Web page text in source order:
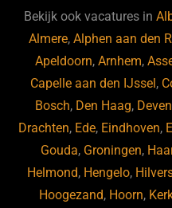
b
o
o
k
d
s
a
m
ky
Bekijk ook vacatures in
Almere,Alphen aan den
Apeldoorn,Arnhem,
Capelle aan den IJssel,
Bosch, Den Haag,
Drachten, Ede, Eindhoven,
Gouda, Groningen,
Helmond, Hengelo,
Hoogezand, Hoorn,